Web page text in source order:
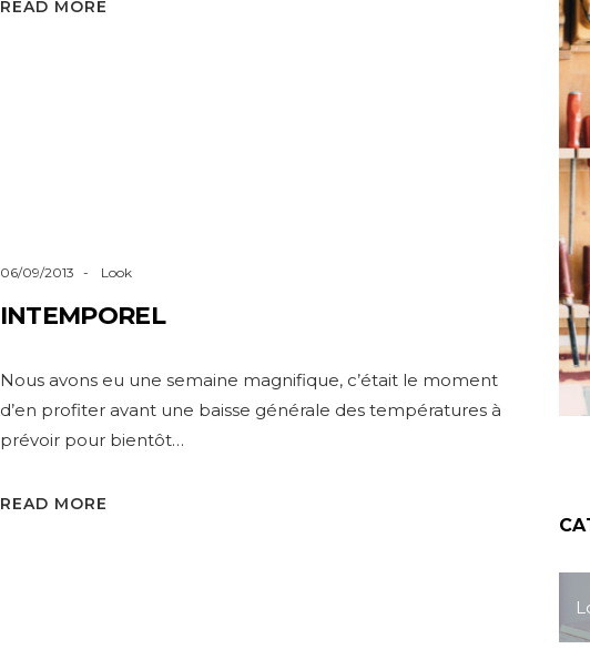
READ MORE
06/09/2013 Look
INTEMPOREL
Nous avons eu une semaine magnifique, c’était le moment
d’en profiter avant une baisse générale des températures à
prévoir pour bientôt…
READ MORE